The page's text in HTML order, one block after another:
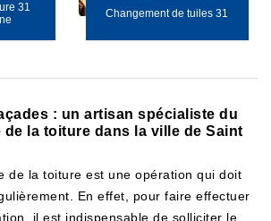
31
Changement de tuiles 31
: un artisan spécialiste du
de la toiture dans la ville de Saint
de la toiture est une opération qui doit
En effet, pour faire effectuer
il est indispensable de solliciter le